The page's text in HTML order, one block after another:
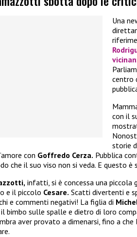
Una
centro
con il
storie
con Goffredo Cerza. Pubblica
che il suo viso non si veda. E questo è
infatti, si è concessa una piccola
e il piccolo Cesare. Scatti divertenti e
e commenti negativi! La figlia di
bimbo sulle spalle e dietro di loro
aver provato a dimenarsi, fino a che